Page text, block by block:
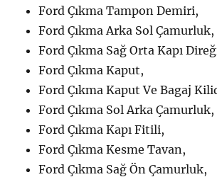
Ford Çıkma Tampon Demiri,
Ford Çıkma Arka Sol Çamurluk,
Ford Çıkma Sağ Orta Kapı
Ford Çıkma Kaput,
Ford Çıkma Kaput Ve Bagaj
Ford Çıkma Sol Arka Çamurluk,
Ford Çıkma Kapı Fitili,
Ford Çıkma Kesme Tavan,
Ford Çıkma Sağ Ön Çamurluk,